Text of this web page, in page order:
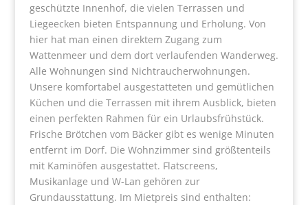
geschützte Innenhof, die vielen Terrassen und
Liegeecken bieten Entspannung und Erholung. Von
hier hat man einen direktem Zugang zum
Wattenmeer und dem dort verlaufenden Wanderweg.
Alle Wohnungen sind Nichtraucherwohnungen.
Unsere komfortabel ausgestatteten und gemütlichen
Küchen und die Terrassen mit ihrem Ausblick, bieten
einen perfekten Rahmen für ein Urlaubsfrühstück.
Frische Brötchen vom Bäcker gibt es wenige Minuten
entfernt im Dorf. Die Wohnzimmer sind größtenteils
mit Kaminöfen ausgestattet. Flatscreens,
Musikanlage und W-Lan gehören zur
Grundausstattung. Im Mietpreis sind enthalten: